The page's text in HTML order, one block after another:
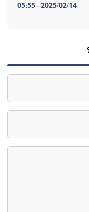
2025/02/14 - 05:55